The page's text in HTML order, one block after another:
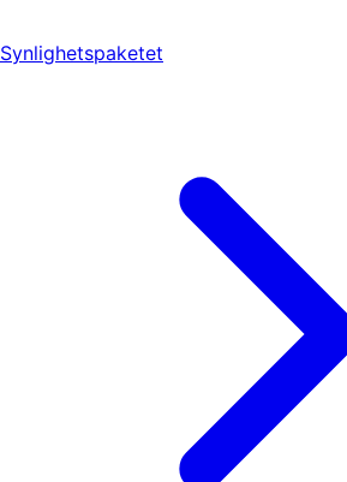
Synlighetspaketet